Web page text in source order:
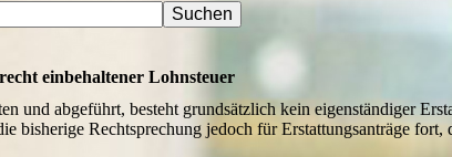
einbehaltener Lohnsteuer
und abgeführt, besteht grundsätzlich kein eigenständiger
bisherige Rechtsprechung jedoch für Erstattungsanträge